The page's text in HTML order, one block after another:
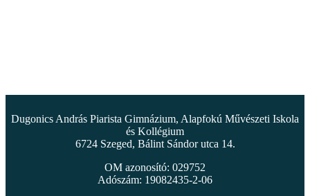
Dugonics András Piarista Gimnázium, Alapfokú Művészeti Iskola
és Kollégium
6724 Szeged, Bálint Sándor utca 14.
OM azonosító: 029752
Adószám: 19082435-2-06